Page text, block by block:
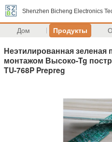
Shenzhen Bicheng Electronics
Дом Продукты
Неэтилированная зеленая
монтажом Высоко-Tg
TU-768P Prepreg